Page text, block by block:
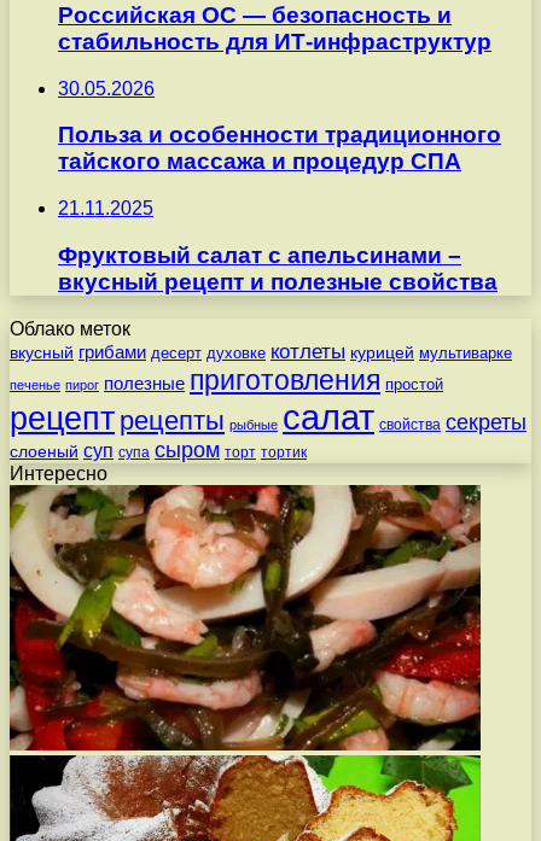
Российская ОС — безопасность и
стабильность для ИТ-инфраструктур
30.05.2026
Польза и особенности традиционного
тайского массажа и процедур СПА
21.11.2025
Фруктовый салат с апельсинами –
вкусный рецепт и полезные свойства
Облако меток
вкусный грибами десерт духовке котлеты курицей мультиварке
печенье пирог полезные приготовления простой
рецепт рецепты рыбные салат свойства секреты
слоеный суп супа сыром торт тортик
Интересно